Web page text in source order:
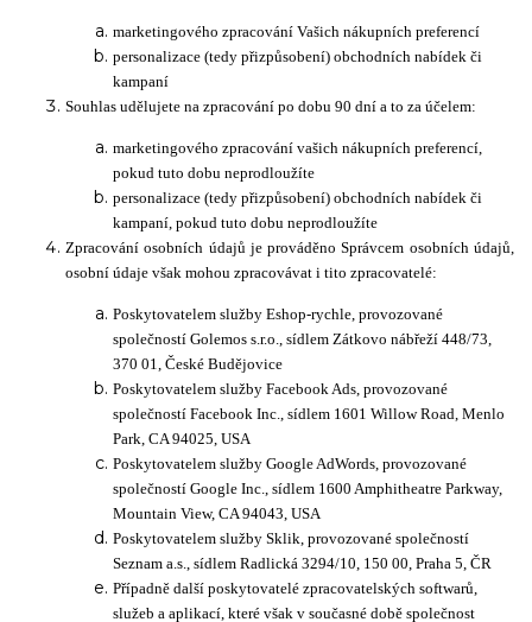
marketingového zpracování Vašich nákupních preferencí
personalizace (tedy přizpůsobení) obchodních nabídek či
kampaní
Souhlas udělujete na zpracování po dobu 90 dní a to za účelem:
marketingového zpracování vašich nákupních preferencí,
pokud tuto dobu neprodloužíte
personalizace (tedy přizpůsobení) obchodních nabídek či
kampaní, pokud tuto dobu neprodloužíte
Zpracování osobních údajů je prováděno Správcem osobních údajů,
osobní údaje však mohou zpracovávat i tito zpracovatelé:
Poskytovatelem služby Eshop-rychle, provozované
společností Golemos s.r.o., sídlem Zátkovo nábřeží 448/73,
370 01, České Budějovice
Poskytovatelem služby Facebook Ads, provozované
společností Facebook Inc., sídlem 1601 Willow Road, Menlo
Park, CA 94025, USA
Poskytovatelem služby Google AdWords, provozované
společností Google Inc., sídlem 1600 Amphitheatre Parkway,
Mountain View, CA 94043, USA
Poskytovatelem služby Sklik, provozované společností
Seznam a.s., sídlem Radlická 3294/10, 150 00, Praha 5, ČR
Případně další poskytovatelé zpracovatelských softwarů,
služeb a aplikací, které však v současné době společnost